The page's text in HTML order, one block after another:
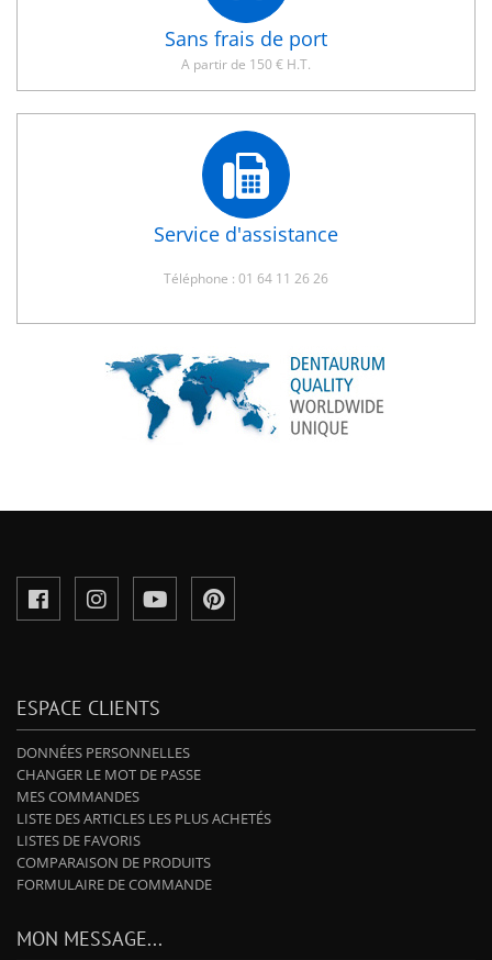
Sans frais de port
A partir de 150 € H.T.
Service d'assistance
Téléphone : 01 64 11 26 26
ESPACE CLIENTS
DONNÉES PERSONNELLES
CHANGER LE MOT DE PASSE
MES COMMANDES
LISTE DES ARTICLES LES PLUS ACHETÉS
LISTES DE FAVORIS
COMPARAISON DE PRODUITS
FORMULAIRE DE COMMANDE
MON MESSAGE...